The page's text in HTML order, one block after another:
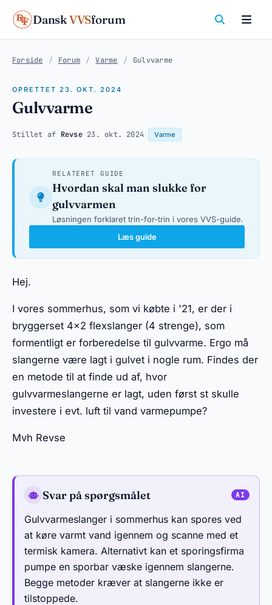
DanskVVSforum
Forside / Forum / Varme / Gulvvarme
OPRETTET 23. OKT. 2024
Gulvvarme
Stillet af Revse· 23. okt. 2024 Varme
RELATERET GUIDE
Hvordan skal man slukke for
gulvvarmen
Løsningen forklaret trin-for-trin i vores VVS-guide.
Læs guide
Hej.
I vores sommerhus, som vi købte i '21, er der i
bryggerset 4x2 flexslanger (4 strenge), som
formentligt er forberedelse til gulvvarme. Ergo må
slangerne være lagt i gulvet i nogle rum. Findes der
en metode til at finde ud af, hvor
gulvvarmeslangerne er lagt, uden først st skulle
investere i evt. luft til vand varmepumpe?
Mvh Revse
Svar på spørgsmålet
Gulvvarmeslanger i sommerhus kan spores ved
at køre varmt vand igennem og scanne med et
termisk kamera. Alternativt kan et sporingsfirma
pumpe en sporbar væske igennem slangerne.
Begge metoder kræver at slangerne ikke er
tilstoppede.